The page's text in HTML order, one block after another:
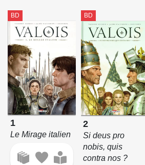
BD
1
Le Mirage italien
BD
2
Si deus pro
nobis, quis
contra nos ?